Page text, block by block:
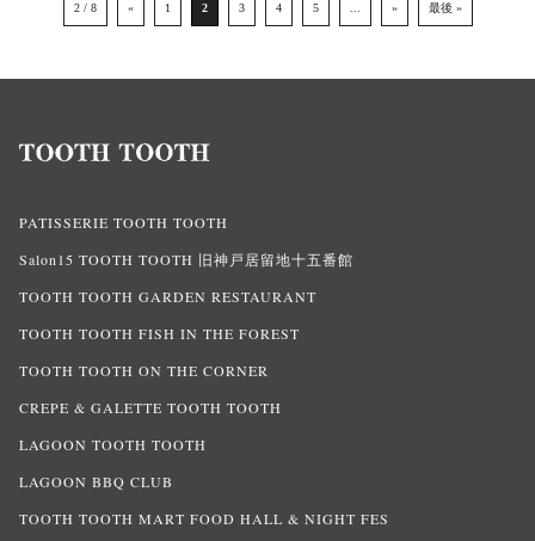
2 / 8 « 1 2 3 4 5 » 最後 »
PATISSERIE TOOTH TOOTH
Salon15 TOOTH TOOTH 旧神戸居留地十五番館
TOOTH TOOTH GARDEN RESTAURANT
TOOTH TOOTH FISH IN THE FOREST
TOOTH TOOTH ON THE CORNER
CREPE & GALETTE TOOTH TOOTH
LAGOON TOOTH TOOTH
LAGOON BBQ CLUB
TOOTH TOOTH MART FOOD HALL & NIGHT FES